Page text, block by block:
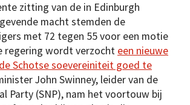
zitting van de in Edinburgh
macht stemden de
met 72 tegen 55 voor een motie
regering wordt verzocht een nieuwe
Schotse soevereiniteit goed te
John Swinney, leider van de
Party (SNP), nam het voortouw bij